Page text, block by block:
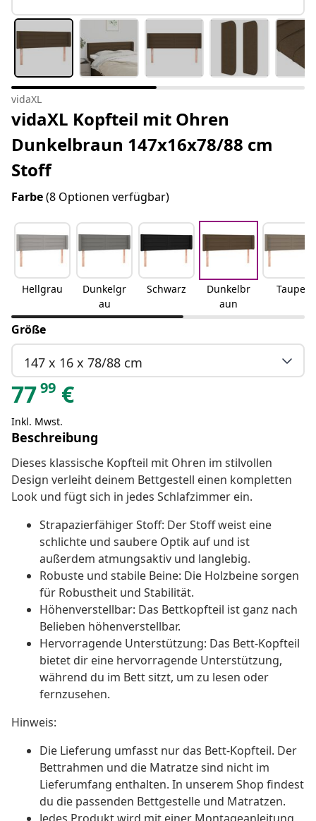
vidaXL
vidaXL Kopfteil mit Ohren
Dunkelbraun 147x16x78/88 cm
Stoff
Farbe(8 Optionen verfügbar)
Hellgrau
Dunkelgr
au
Schwarz
Dunkelbr
aun
Taupe
Größe
147 x 16 x 78/88 cm
7799 €
Inkl. Mwst.
Beschreibung
Dieses klassische Kopfteil mit Ohren im stilvollen
Design verleiht deinem Bettgestell einen kompletten
Look und fügt sich in jedes Schlafzimmer ein.
Strapazierfähiger Stoff: Der Stoff weist eine
schlichte und saubere Optik auf und ist
außerdem atmungsaktiv und langlebig.
Robuste und stabile Beine: Die Holzbeine sorgen
für Robustheit und Stabilität.
Höhenverstellbar: Das Bettkopfteil ist ganz nach
Belieben höhenverstellbar.
Hervorragende Unterstützung: Das Bett-Kopfteil
bietet dir eine hervorragende Unterstützung,
während du im Bett sitzt, um zu lesen oder
fernzusehen.
Hinweis:
Die Lieferung umfasst nur das Bett-Kopfteil. Der
Bettrahmen und die Matratze sind nicht im
Lieferumfang enthalten. In unserem Shop findest
du die passenden Bettgestelle und Matratzen.